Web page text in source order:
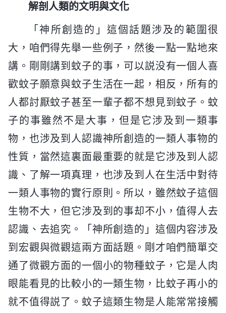
解剖人類的文明與文化
「神所創造的」這個話題涉及的範圍很
大，咱們得先舉一些例子，然後一點一點地來
講。剛剛講到蚊子的事，可以説没有一個人喜
歡蚊子願意與蚊子生活在一起，相反，所有的
人都討厭蚊子甚至一輩子都不想見到蚊子。蚊
子的事雖然不是大事，但是它涉及到一類事
物，也涉及到人認識神所創造的一類人事物的
性質，當然這裏面最重要的就是它涉及到人認
識、了解一項真理，也涉及到人在生活中對待
一類人事物的實行原則。所以，雖然蚊子這個
生物不大，但它涉及到的事却不小，值得人去
認識、去追究。「神所創造的」這個内容涉及
到宏觀與微觀這兩方面話題。剛才咱們簡單交
通了微觀方面的一個小的物種蚊子，它是人肉
眼能看見的比較小的一類生物，比蚊子再小的
就不值得説了。蚊子這類生物是人能常常接觸